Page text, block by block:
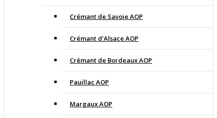
Crémant de Savoie AOP
Crémant d'Alsace AOP
Crémant de Bordeaux AOP
Pauillac AOP
Margaux AOP